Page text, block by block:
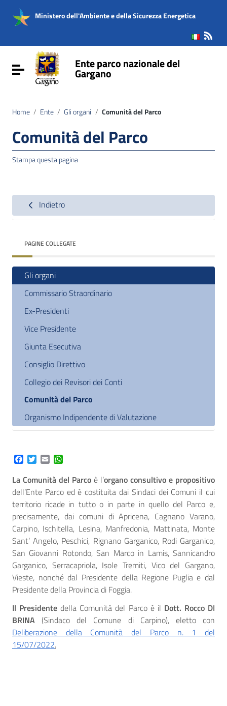
Vai al menu di navigazione
Vai al footer
Ministero dell'Ambiente e della Sicurezza Energetica
Attiva / disattiva la navigazioneEnte parco nazionale del
Gargano
Home / Ente / Gli organi / Comunità del Parco
Comunità del Parco
Stampa questa pagina
Indietro
PAGINE COLLEGATE
Gli organi
Commissario Straordinario
Ex-Presidenti
Vice Presidente
Giunta Esecutiva
Consiglio Direttivo
Collegio dei Revisori dei Conti
Comunità del Parco
Organismo Indipendente di Valutazione
Facebook
Twitter
Email
La Comunità del Parco è l’organo consultivo e propositivo
dell’Ente Parco ed è costituita dai Sindaci dei Comuni il cui
territorio ricade in tutto o in parte in quello del Parco e,
precisamente, dai comuni di Apricena, Cagnano Varano,
Carpino, Ischitella, Lesina, Manfredonia, Mattinata, Monte
Sant’ Angelo, Peschici, Rignano Garganico, Rodi Garganico,
San Giovanni Rotondo, San Marco in Lamis, Sannicandro
Garganico, Serracapriola, Isole Tremiti, Vico del Gargano,
Vieste, nonché dal Presidente della Regione Puglia e dal
Presidente della Provincia di Foggia.
Il Presidente della Comunità del Parco è il Dott. Rocco DI
BRINA (Sindaco del Comune di Carpino), eletto con
Deliberazione della Comunità del Parco n. 1 del
15/07/2022.